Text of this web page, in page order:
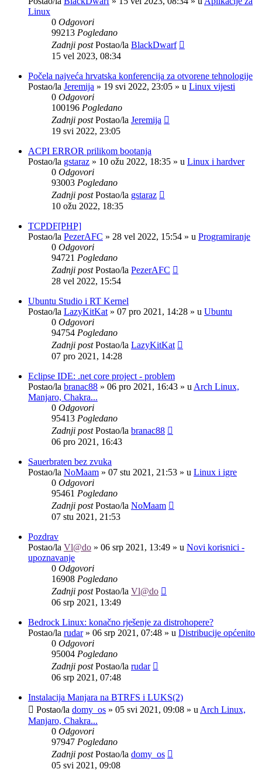
Linux
0 Odgovori
99213 Pogledano
Zadnji postPostao/la BlackDwarf
15 vel 2023, 08:34
Počela najveća hrvatska konferencija za otvorene tehnologije
Postao/la Jeremija » 19 svi 2022, 23:05 » u Linux vijesti
0 Odgovori
100196 Pogledano
Zadnji postPostao/la Jeremija
19 svi 2022, 23:05
ACPI ERROR prilikom bootanja
Postao/la gstaraz » 10 ožu 2022, 18:35 » u Linux i hardver
0 Odgovori
93003 Pogledano
Zadnji postPostao/la gstaraz
10 ožu 2022, 18:35
TCPDF[PHP]
Postao/la PezerAFC » 28 vel 2022, 15:54 » u Programiranje
0 Odgovori
94721 Pogledano
Zadnji postPostao/la PezerAFC
28 vel 2022, 15:54
Ubuntu Studio i RT Kernel
Postao/la LazyKitKat » 07 pro 2021, 14:28 » u Ubuntu
0 Odgovori
94754 Pogledano
Zadnji postPostao/la LazyKitKat
07 pro 2021, 14:28
Eclipse IDE: .net core project - problem
Postao/la branac88 » 06 pro 2021, 16:43 » u Arch Linux,
Manjaro, Chakra...
0 Odgovori
95413 Pogledano
Zadnji postPostao/la branac88
06 pro 2021, 16:43
Sauerbraten bez zvuka
Postao/la NoMaam » 07 stu 2021, 21:53 » u Linux i igre
0 Odgovori
95461 Pogledano
Zadnji postPostao/la NoMaam
07 stu 2021, 21:53
Pozdrav
Postao/la Vl@do » 06 srp 2021, 13:49 » u Novi korisnici -
upoznavanje
0 Odgovori
16908 Pogledano
Zadnji postPostao/la Vl@do
06 srp 2021, 13:49
Bedrock Linux: konačno rješenje za distrohopere?
Postao/la rudar» 06 srp 2021, 07:48 » u Distribucije općenito
0 Odgovori
95004 Pogledano
Zadnji postPostao/la rudar
06 srp 2021, 07:48
Instalacija Manjara na BTRFS i LUKS(2)
Postao/la domy_os » 05 svi 2021, 09:08 » u Arch Linux,
Manjaro, Chakra...
0 Odgovori
97947 Pogledano
Zadnji postPostao/la domy_os
05 svi 2021, 09:08